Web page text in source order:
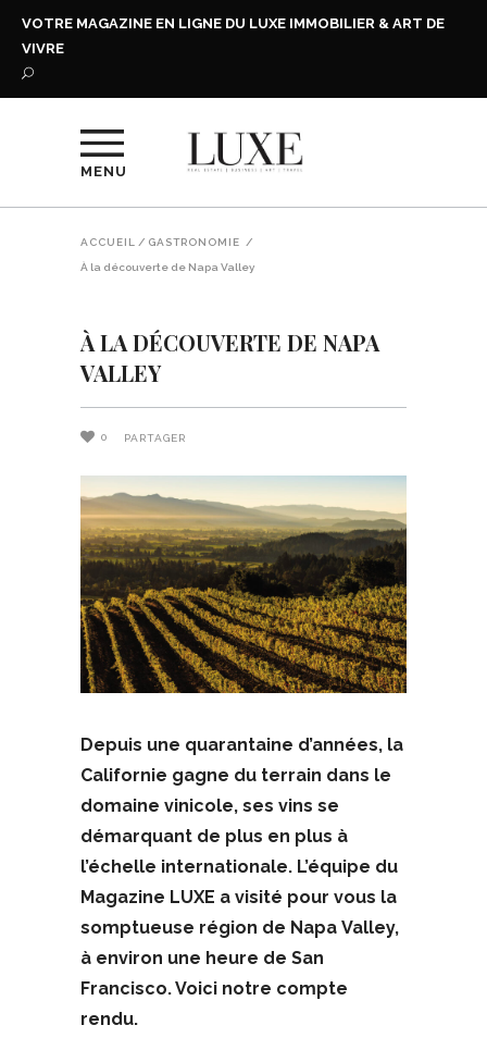
VOTRE MAGAZINE EN LIGNE DU LUXE IMMOBILIER & ART DE
VIVRE
MENU
ACCUEIL / GASTRONOMIE /
À la découverte de Napa Valley
À LA DÉCOUVERTE DE NAPA
VALLEY
0 PARTAGER
Depuis une quarantaine d’années, la
Californie gagne du terrain dans le
domaine vinicole, ses vins se
démarquant de plus en plus à
l’échelle internationale. L’équipe du
Magazine LUXE a visité pour vous la
somptueuse région de Napa Valley,
à environ une heure de San
Francisco. Voici notre compte
rendu.